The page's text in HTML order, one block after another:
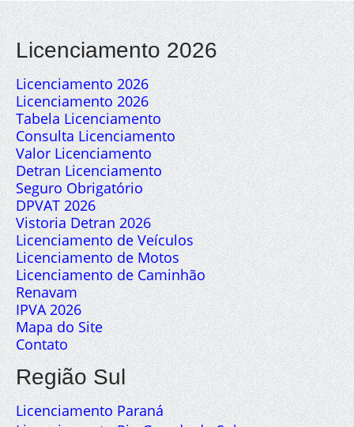
Licenciamento 2026
Licenciamento 2026
Licenciamento 2026
Tabela Licenciamento
Consulta Licenciamento
Valor Licenciamento
Detran Licenciamento
Seguro Obrigatório
DPVAT 2026
Vistoria Detran 2026
Licenciamento de Veículos
Licenciamento de Motos
Licenciamento de Caminhão
Renavam
IPVA 2026
Mapa do Site
Contato
Região Sul
Licenciamento Paraná